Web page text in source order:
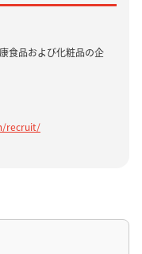
食品および化粧品の企
recruit/